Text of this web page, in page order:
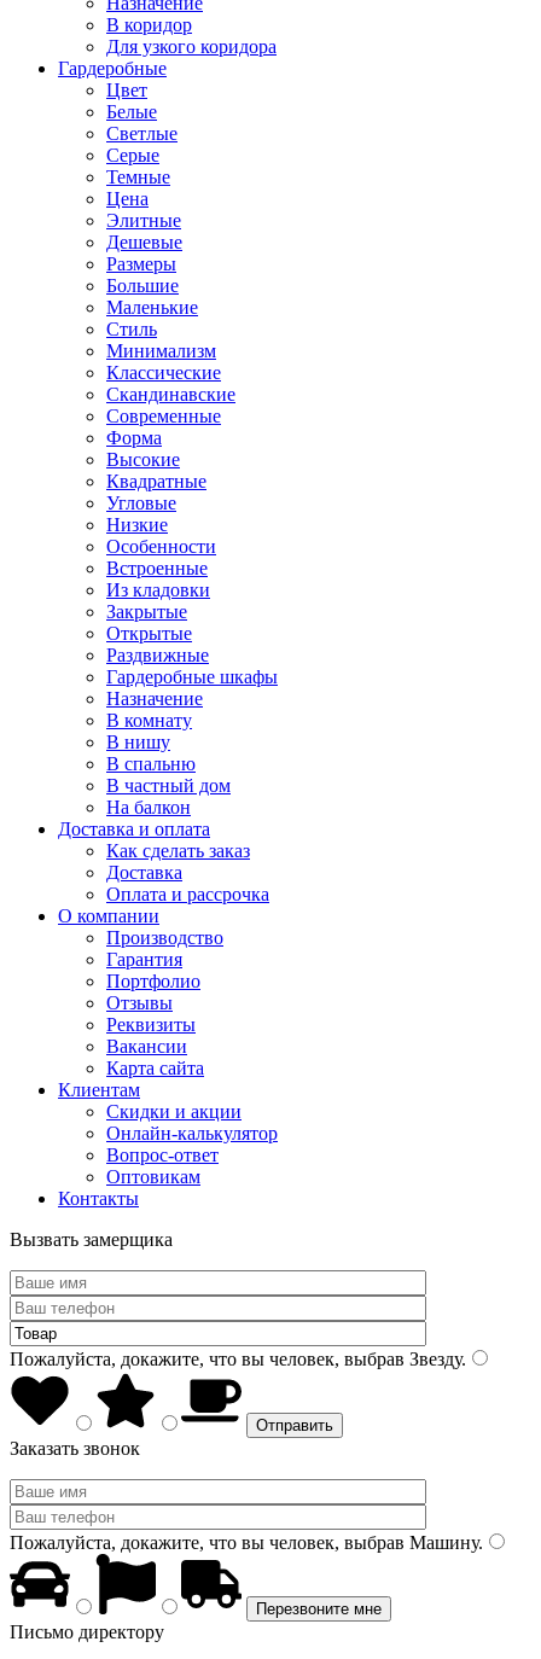
В коридор
Для узкого коридора
Гардеробные
Цвет
Белые
Светлые
Серые
Темные
Цена
Элитные
Дешевые
Размеры
Большие
Маленькие
Стиль
Минимализм
Классические
Скандинавские
Современные
Форма
Высокие
Квадратные
Угловые
Низкие
Особенности
Встроенные
Из кладовки
Закрытые
Открытые
Раздвижные
Гардеробные шкафы
Назначение
В комнату
В нишу
В спальню
В частный дом
На балкон
Доставка и оплата
Как сделать заказ
Доставка
Оплата и рассрочка
О компании
Производство
Гарантия
Портфолио
Отзывы
Реквизиты
Вакансии
Карта сайта
Клиентам
Скидки и акции
Онлайн-калькулятор
Вопрос-ответ
Оптовикам
Контакты
Вызвать замерщика
Пожалуйста, докажите, что вы человек, выбрав Звезду.
Заказать звонок
Пожалуйста, докажите, что вы человек, выбрав Машину.
Письмо директору